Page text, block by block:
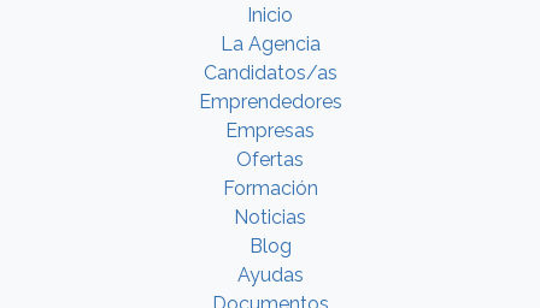
Inicio
La Agencia
Candidatos/as
Emprendedores
Empresas
Ofertas
Formación
Noticias
Blog
Ayudas